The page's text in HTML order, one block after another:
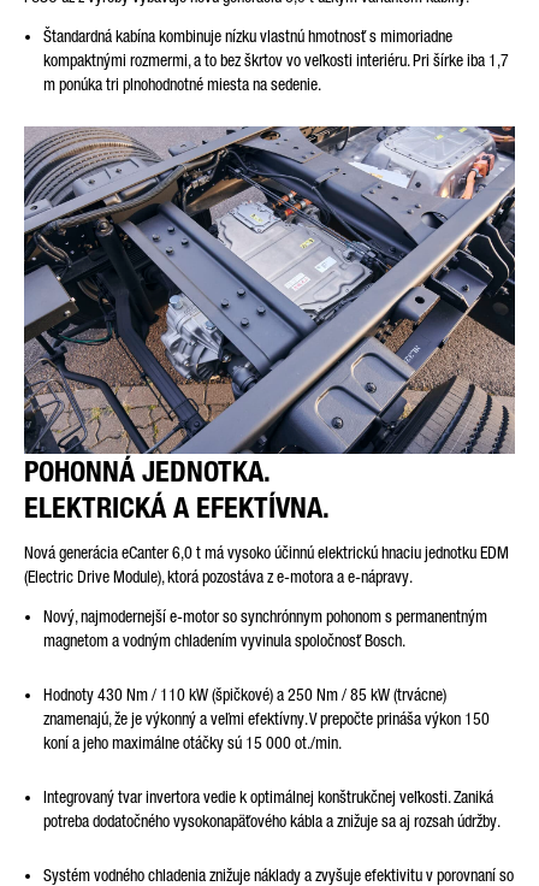
Štandardná kabína kombinuje nízku vlastnú hmotnosť s mimoriadne
kompaktnými rozmermi, a to bez škrtov vo veľkosti interiéru. Pri šírke iba 1,7
m ponúka tri plnohodnotné miesta na sedenie.
POHONNÁ JEDNOTKA.
ELEKTRICKÁ A EFEKTÍVNA.
Nová generácia eCanter 6,0 t má vysoko účinnú elektrickú hnaciu jednotku EDM
(Electric Drive Module), ktorá pozostáva z e-motora a e-nápravy.
Nový, najmodernejší e-motor so synchrónnym pohonom s permanentným
magnetom a vodným chladením vyvinula spoločnosť Bosch.
Hodnoty 430 Nm / 110 kW (špičkové) a 250 Nm / 85 kW (trvácne)
znamenajú, že je výkonný a veľmi efektívny. V prepočte prináša výkon 150
koní a jeho maximálne otáčky sú 15 000 ot./min.
Integrovaný tvar invertora vedie k optimálnej konštrukčnej veľkosti. Zaniká
potreba dodatočného vysokonapäťového kábla a znižuje sa aj rozsah údržby.
Systém vodného chladenia znižuje náklady a zvyšuje efektivitu v porovnaní so